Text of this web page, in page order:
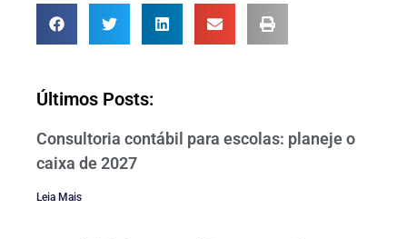
Últimos Posts:
Consultoria contábil para escolas: planeje o
caixa de 2027
Leia Mais